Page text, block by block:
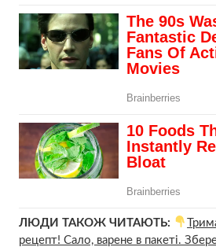
ЛЮДИ ТАКОЖ ЧИТАЮТЬ:
рецепт! Сало, варене в пакеті.